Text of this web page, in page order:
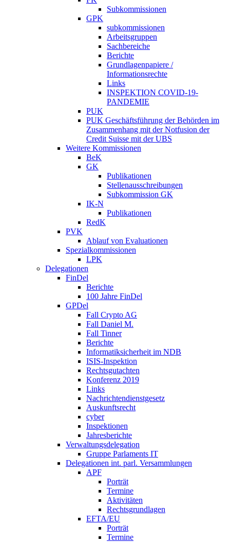
Subkommissionen
GPK
subkommissionen
Arbeitsgruppen
Sachbereiche
Berichte
Grundlagenpapiere /
Informationsrechte
Links
INSPEKTION COVID-19-
PANDEMIE
PUK
PUK Geschäftsführung der Behörden im
Zusammenhang mit der Notfusion der
Credit Suisse mit der UBS
Weitere Kommissionen
BeK
GK
Publikationen
Stellenausschreibungen
Subkommission GK
IK-N
Publikationen
RedK
PVK
Ablauf von Evaluationen
Spezialkommissionen
LPK
Delegationen
FinDel
Berichte
100 Jahre FinDel
GPDel
Fall Crypto AG
Fall Daniel M.
Fall Tinner
Berichte
Informatiksicherheit ­im NDB
ISIS-Inspektion
Rechtsgutachten
Konferenz 2019
Links
Nachrichtendienstgesetz
Auskunftsrecht
cyber
Inspektionen
Jahresberichte
Verwaltungsdelegation
Gruppe Parlaments IT
Delegationen int. parl. Versammlungen
APF
Porträt
Termine
Aktivitäten
Rechtsgrundlagen
EFTA/EU
Porträt
Termine